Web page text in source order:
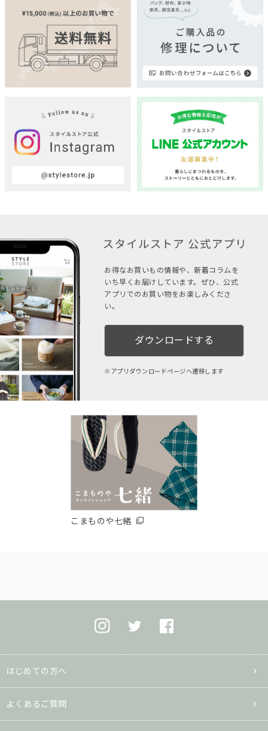
お得なお買いもの情報や、新着コラムを
いち早くお届けしています。ぜひ、公式
アプリでのお買い物をお楽しみくださ
い。
ダウンロードする
アプリダウンロードページへ遷移します
こまものや七緒
はじめての方へ
よくあるご質問